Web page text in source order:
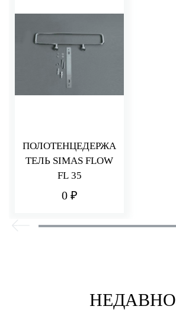
ПОЛОТЕНЦЕДЕРЖА
ТЕЛЬ SIMAS FLOW
FL 35
0 ₽
НЕДАВНО